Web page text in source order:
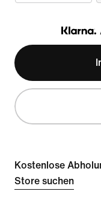
Kostenlose
Store suchen